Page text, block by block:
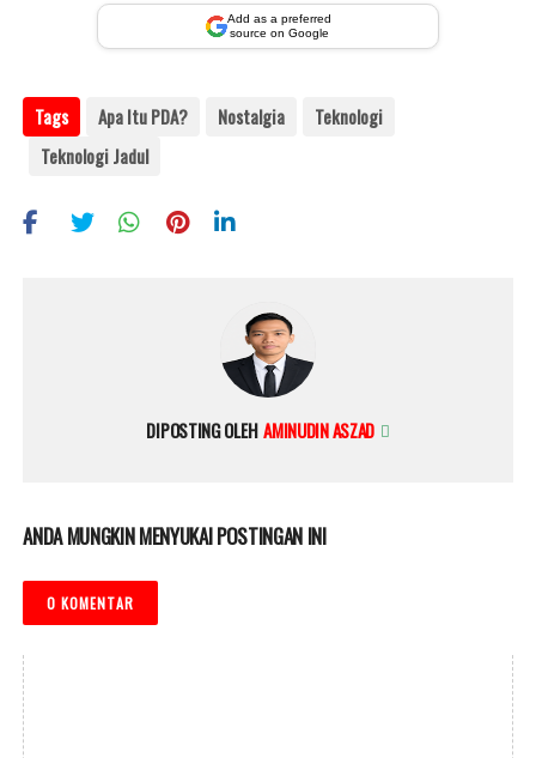
Add as a preferred
source on Google
Tags Apa Itu PDA? Nostalgia
Teknologi
Teknologi Jadul
DIPOSTING OLEH AMINUDIN ASZAD
ANDA MUNGKIN MENYUKAI POSTINGAN INI
0 KOMENTAR